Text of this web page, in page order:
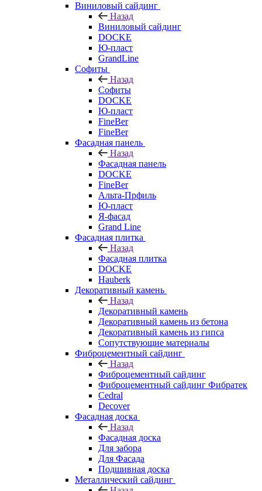
Виниловый сайдинг
Назад
Виниловый сайдинг
DOCKE
Ю-пласт
GrandLine
Софиты
Назад
Софиты
DOCKE
Ю-пласт
FineBer
FineBer
Фасадная панель
Назад
Фасадная панель
DOCKE
FineBer
Альта-Прфиль
Ю-пласт
Я-фасад
Grand Line
Фасадная плитка
Назад
Фасадная плитка
DOCKE
Hauberk
Декоративный камень
Назад
Декоративный камень
Декоративный камень из бетона
Декоративный камень из гипса
Сопутствующие материалы
Фиброцементный сайдинг
Назад
Фиброцементный сайдинг
Фиброцементный сайдинг Фибратек
Cedral
Decover
Фасадная доска
Назад
Фасадная доска
Для забора
Для Фасада
Подшивная доска
Металлический сайдинг